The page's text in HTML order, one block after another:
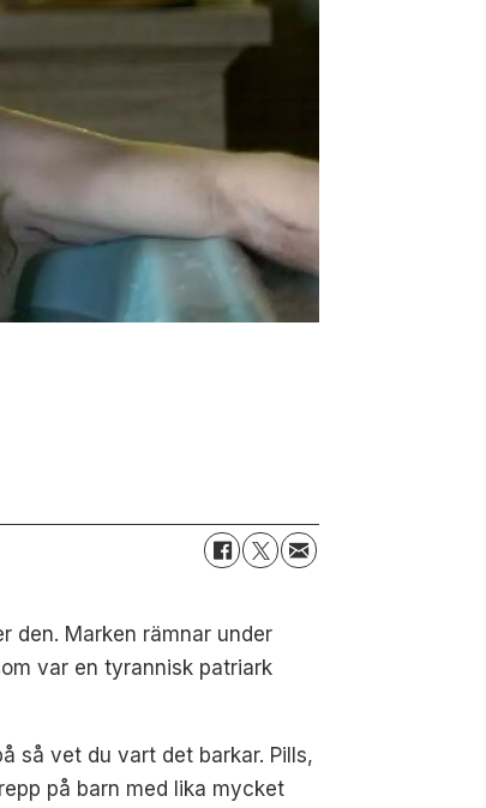
den. Marken rämnar under
var en tyrannisk patriark
så vet du vart det barkar. Pills,
på barn med lika mycket